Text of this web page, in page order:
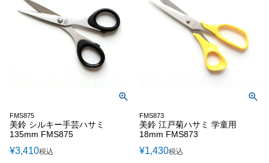
FMS875
美鈴 シルキー手芸ハサミ
135mm FMS875
¥3,410税込
FMS873
美鈴 江戸菊ハサミ 学童用
18mm FMS873
¥1,430税込